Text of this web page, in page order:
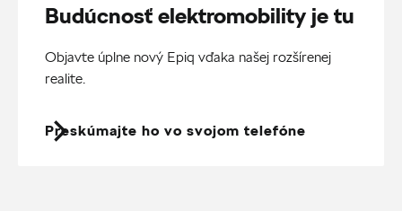
Budúcnosť elektromobility je tu
Objavte úplne nový Epiq vďaka našej rozšírenej
realite.
Preskúmajte ho vo svojom telefóne